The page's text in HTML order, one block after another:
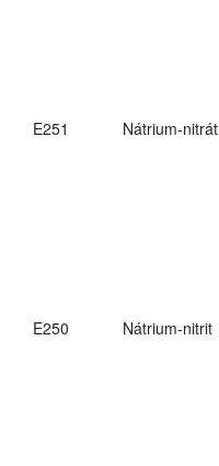
E251 Nátrium-nitrát
E250 Nátrium-nitrit